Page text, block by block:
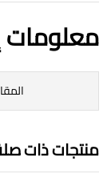
معلومات
منتجات ذات